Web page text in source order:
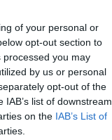
of your personal or
opt-out section to
you may
by us or personal
opt-out of the
list of downstream
on the IAB’s List of